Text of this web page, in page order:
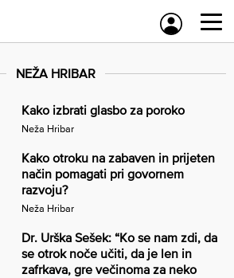
NEŽA HRIBAR
Kako izbrati glasbo za poroko
Neža Hribar
Kako otroku na zabaven in prijeten
način pomagati pri govornem
razvoju?
Neža Hribar
Dr. Urška Sešek: “Ko se nam zdi, da
se otrok noče učiti, da je len in
zafrkava, gre večinoma za neko